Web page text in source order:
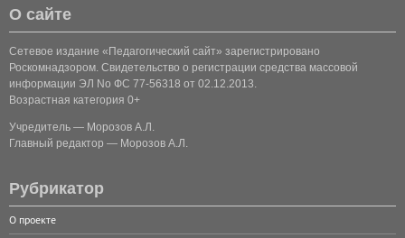
О сайте
Сетевое издание «Педагогический сайт» зарегистрировано
Роскомнадзором. Свидетельство о регистрации средства массовой
информации ЭЛ No ФС 77-56318 от 02.12.2013.
Возрастная категория 0+
Учредитель — Морозов А.Л.
Главный редактор — Морозов А.Л.
Рубрикатор
О проекте